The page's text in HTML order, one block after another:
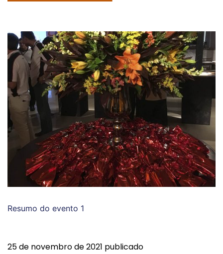
Resumo do evento 1
25 de novembro de 2021 publicado